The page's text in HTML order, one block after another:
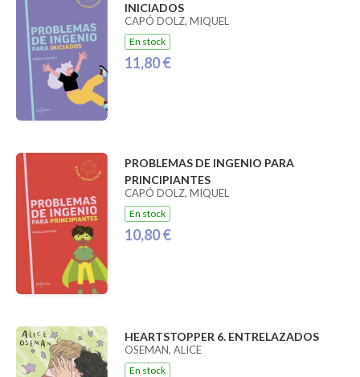
INICIADOS
CAPÓ DOLZ, MIQUEL
En stock
11,80 €
PROBLEMAS DE INGENIO PARA
PRINCIPIANTES
CAPÓ DOLZ, MIQUEL
En stock
10,80 €
HEARTSTOPPER 6. ENTRELAZADOS
OSEMAN, ALICE
En stock